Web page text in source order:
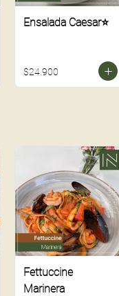
Ensalada Caesar⭐
$24.900
Fettuccine
Marinera